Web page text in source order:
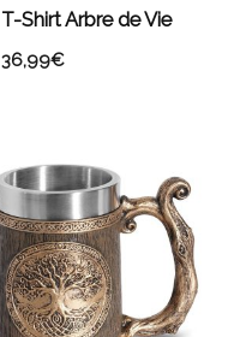
T-Shirt Arbre de Vie
36,99€